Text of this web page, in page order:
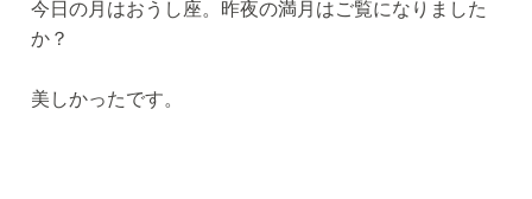
今日の月はおうし座。昨夜の満月はご覧になりました
か？
美しかったです。